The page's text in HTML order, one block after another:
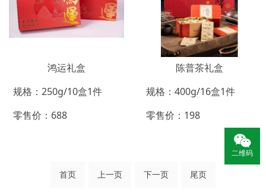
鸿运礼盒
规格：250g/10盒1件
零售价：688
陈普茶礼盒
规格：400g/16盒1件
零售价：198
首页 上一页 下一页 尾页
二维码